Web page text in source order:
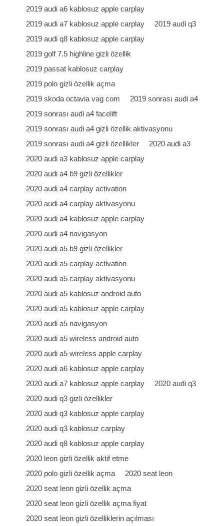
2019 audi a6 kablosuz apple carplay
2019 audi a7 kablosuz apple carplay
2019 audi q3
2019 audi q8 kablosuz apple carplay
2019 golf 7.5 highline gizli özellik
2019 passat kablosuz carplay
2019 polo gizli özellik açma
2019 skoda octavia vag com
2019 sonrası audi a4
2019 sonrası audi a4 facelift
2019 sonrası audi a4 gizli özellik aktivasyonu
2019 sonrası audi a4 gizli özellikler
2020 audi a3
2020 audi a3 kablosuz apple carplay
2020 audi a4 b9 gizli özellikler
2020 audi a4 carplay activation
2020 audi a4 carplay aktivasyonu
2020 audi a4 kablosuz apple carplay
2020 audi a4 navigasyon
2020 audi a5 b9 gizli özellikler
2020 audi a5 carplay activation
2020 audi a5 carplay aktivasyonu
2020 audi a5 kablosuz android auto
2020 audi a5 kablosuz apple carplay
2020 audi a5 navigasyon
2020 audi a5 wireless android auto
2020 audi a5 wireless apple carplay
2020 audi a6 kablosuz apple carplay
2020 audi a7 kablosuz apple carplay
2020 audi q3
2020 audi q3 gizli özellikler
2020 audi q3 kablosuz apple carplay
2020 audi q3 kablosuz carplay
2020 audi q8 kablosuz apple carplay
2020 leon gizli özellik aktif etme
2020 polo gizli özellik açma
2020 seat leon
2020 seat leon gizli özellik açma
2020 seat leon gizli özellik açma fiyat
2020 seat leon gizli özelliklerin açılması